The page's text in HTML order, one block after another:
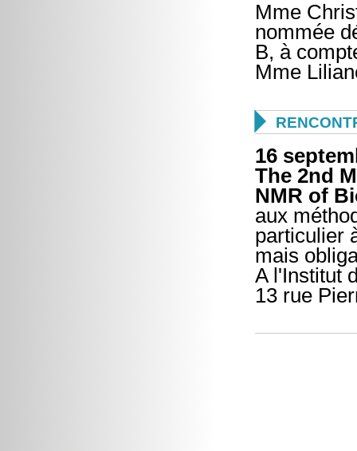
Mme
nommée
B, à
Mme

16
The 2nd
NMR of
aux
particulier
mais
A l'Institut
13 rue